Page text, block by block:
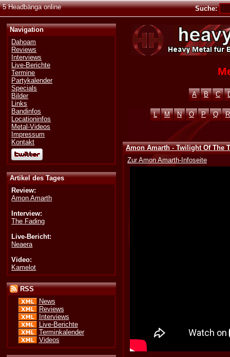
5 Headbänga online Suche:
Navigation
Dahoam
Reviews
Interviews
Live-Berichte
Termine
Partykalender
Specials
Bilder
Links
Bandinfos
Locationinfos
Metal-Videos
Impressum
Kontakt
Artikel des Tages
Review:
Amon Amarth
Interview:
The Fading
Live-Bericht:
Neaera
Video:
Kamelot
RSS
News
Reviews
Interviews
Live-Berichte
Terminkalender
Videos
A B C
L M N O P Q R
Amon Amarth - Twilight Of The
Zur Amon Amarth-Infoseite